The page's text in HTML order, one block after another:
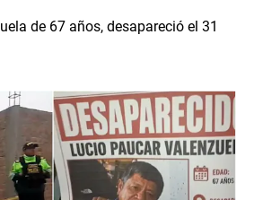
de 67 años, desapareció el 31